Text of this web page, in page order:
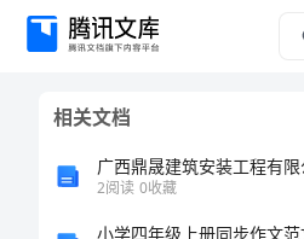
居
相关文档
2阅读 0收藏